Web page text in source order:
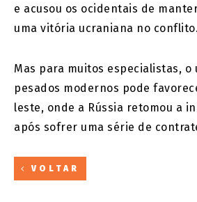
e acusou os ocidentais de
uma vitória ucraniana no conflito.
Mas para muitos especialistas, o
pesados modernos pode
leste, onde a Rússia retomou a
após sofrer uma série de
VOLTAR